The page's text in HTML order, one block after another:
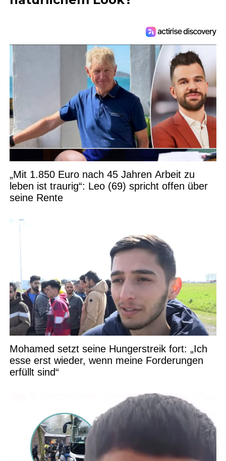
„Mit 1.850 Euro nach 45 Jahren Arbeit zu
leben ist traurig“: Leo (69) spricht offen über
seine Rente
Mohamed setzt seine Hungerstreik fort: „Ich
esse erst wieder, wenn meine Forderungen
erfüllt sind“